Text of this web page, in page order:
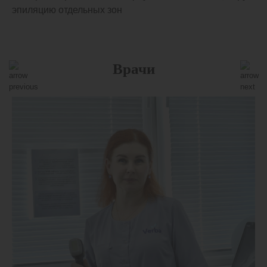
среднем, фаза роста повторяется каждые 4-6 недель.
эпиляцию отдельных зон
Врачи